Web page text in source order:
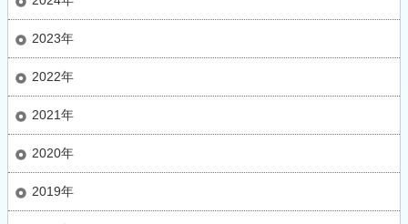
2023年
2022年
2021年
2020年
2019年